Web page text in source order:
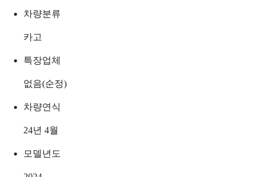
차량분류
카고
특장업체
없음(순정)
차량연식
24년 4월
모델년도